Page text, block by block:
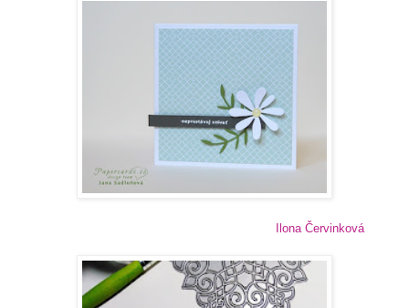
Ilona Červinková